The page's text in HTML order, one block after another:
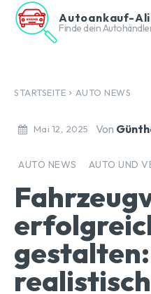
Autoankauf-
Finde dein
STARTSEITE AUTO NEWS
Mai 12, 2025 Von
AUTO NEWS AUTO UND
realistisch